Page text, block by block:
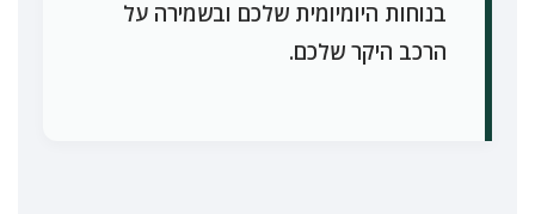
בנוחות היומיומית שלכם ובשמירה על
הרכב היקר שלכם.